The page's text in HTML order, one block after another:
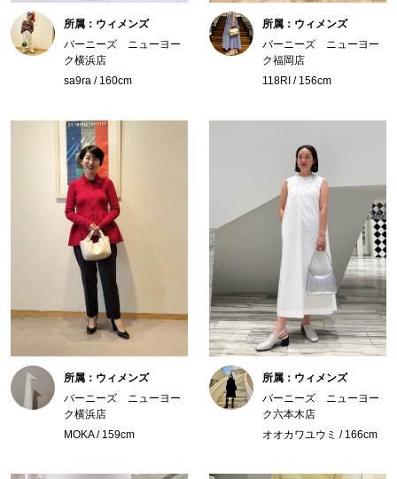
所属：ウィメンズ
バーニーズ ニューヨー
ク横浜店
sa9ra / 160cm
所属：ウィメンズ
バーニーズ ニューヨー
ク福岡店
118RI / 156cm
所属：ウィメンズ
バーニーズ ニューヨー
ク横浜店
MOKA / 159cm
所属：ウィメンズ
バーニーズ ニューヨー
ク六本木店
オオカワユウミ / 166cm